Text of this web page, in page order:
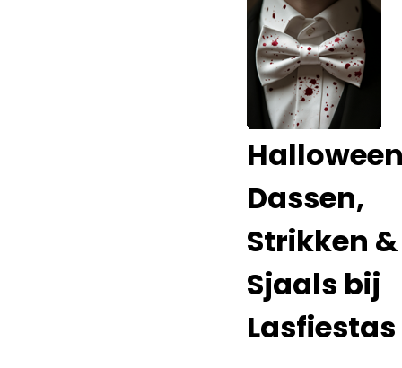
Dassen,
Strikken &
Sjaals bij
Lasfiestas